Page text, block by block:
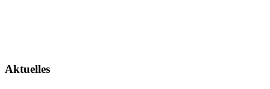
Aktuelles